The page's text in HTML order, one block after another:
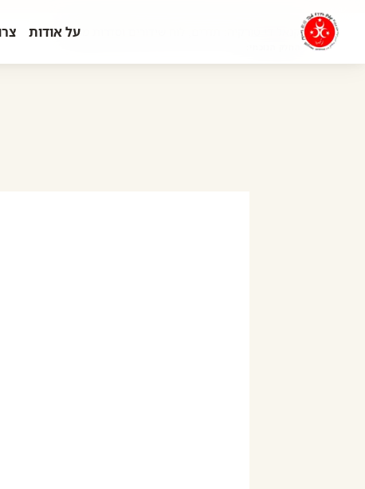
על אודות
קנאל די טורקיה: תדרים, לוח שידורים וסדרות מומלצ...